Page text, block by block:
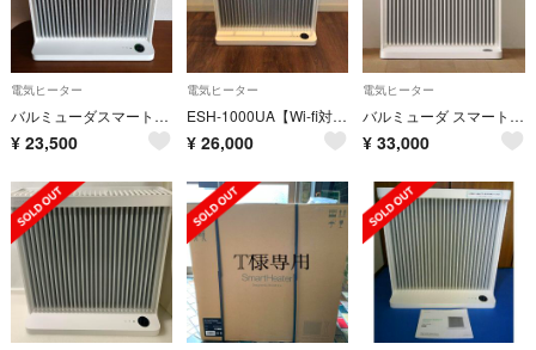
電気ヒーター
バルミューダスマートヒーター ESH-1000UA Wi-Fiモデル 美品 暖房
¥ 23,500
電気ヒーター
ESH-1000UA【Wi-fi対応モデル】バルミューダ SmartHeater
¥ 26,000
電気ヒーター
バルミューダ スマートヒーター SmartHeater2
¥ 33,000